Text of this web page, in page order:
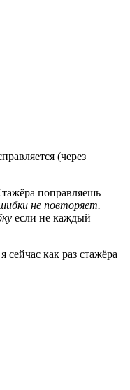
(через
поправляешь
не повторяет.
если не каждый
как раз стажёра